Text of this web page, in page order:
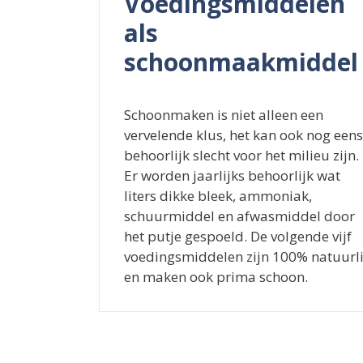
als
schoonmaakmiddel
Schoonmaken is niet alleen een
vervelende klus, het kan ook nog eens
behoorlijk slecht voor het milieu zijn.
Er worden jaarlijks behoorlijk wat
liters dikke bleek, ammoniak,
schuurmiddel en afwasmiddel door
het putje gespoeld. De volgende vijf
voedingsmiddelen zijn 100%
en maken ook prima schoon.